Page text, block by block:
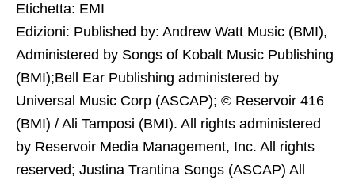
Etichetta: EMI
Edizioni: Published by: Andrew Watt Music (BMI),
Administered by Songs of Kobalt Music Publishing
(BMI);Bell Ear Publishing administered by
Universal Music Corp (ASCAP); © Reservoir 416
(BMI) / Ali Tamposi (BMI). All rights administered
by Reservoir Media Management, Inc. All rights
reserved; Justina Trantina Songs (ASCAP) All